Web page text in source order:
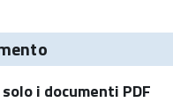
solo i documenti PDF